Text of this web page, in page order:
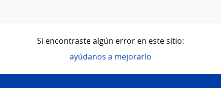
Si encontraste algún error en este sitio:
ayúdanos a mejorarlo